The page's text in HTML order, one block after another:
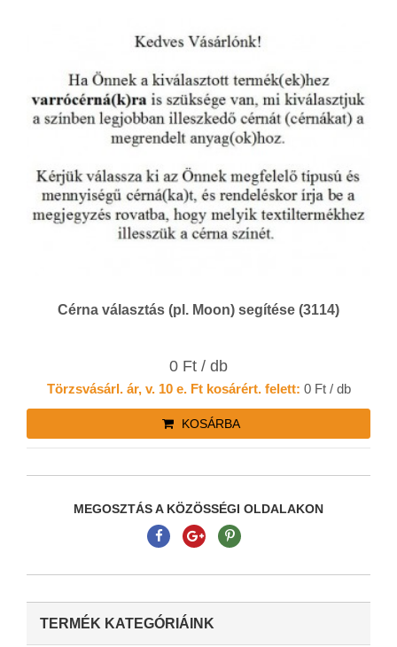
Cérna választás (pl. Moon) segítése (3114)
0 Ft / db
Törzsvásárl. ár, v. 10 e. Ft kosárért. felett: 0 Ft / db
KOSÁRBA
MEGOSZTÁS A KÖZÖSSÉGI OLDALAKON
TERMÉK KATEGÓRIÁINK